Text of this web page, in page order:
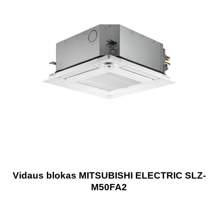
Vidaus blokas MITSUBISHI ELECTRIC SLZ-
M50FA2